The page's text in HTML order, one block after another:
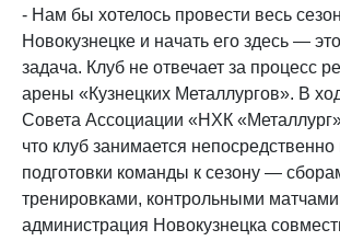
- Нам бы хотелось провести весь
Новокузнецке и начать его здесь —
задача. Клуб не отвечает за процесс
арены «Кузнецких Металлургов». В
Совета Ассоциации «НХК
что клуб занимается
подготовки команды к сезону —
тренировками, контрольными
администрация Новокузнецка